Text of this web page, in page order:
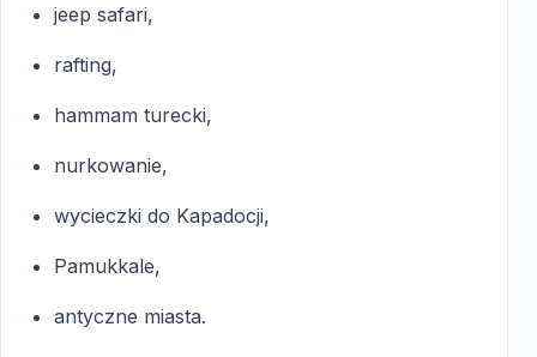
jeep safari,
rafting,
hammam turecki,
nurkowanie,
wycieczki do Kapadocji,
Pamukkale,
antyczne miasta.